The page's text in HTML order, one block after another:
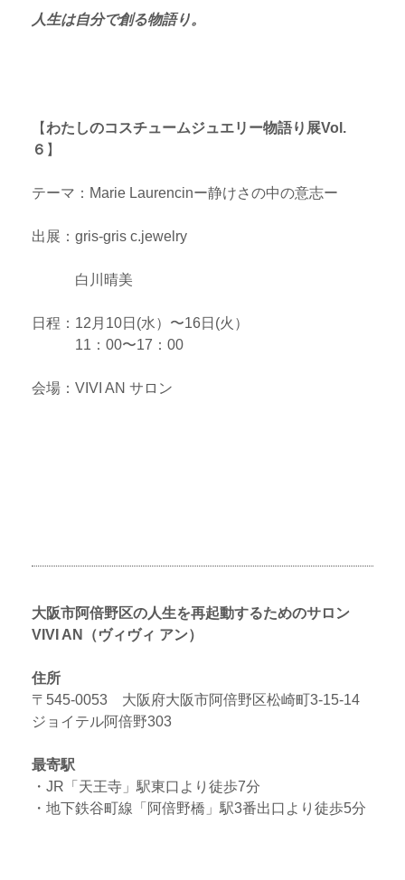
た
ッ
：
e
j
y
e
い
人生は自分で創る物語り。
【 わたしのコスチュームジュエリー物語り展Vol.
６ 】
テーマ：Marie Laurencinー静けさの中の意志ー
出展：gris-gris c.jewelry
白川晴美
日程：12月10日(水）〜16日(火）
11：00〜17：00
会場：VIVI AN サロン
大阪市阿倍野区の人生を再起動するためのサロン
VIVI AN（ヴィヴィ アン）
住所
〒545-0053 大阪府大阪市阿倍野区松崎町3-15-14
ジョイテル阿倍野303
最寄駅
・JR「天王寺」駅東口より徒歩7分
・地下鉄谷町線「阿倍野橋」駅3番出口より徒歩5分